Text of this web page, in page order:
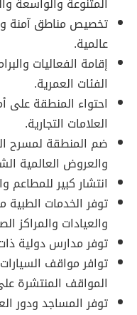
تخصيص مناطق آمنة
عالمية.
إقامة الفعاليات
الفئات العمرية.
احتواء المنطقة
العلامات التجارية.
ضم المنطقة لمسرح
والعروض العالمية
انتشار كبير للمطاعم
توفر الخدمات
والعيادات
توفر مدارس دولية
توافر مواقف
المواقف المنتشرة
توفر المساجد ودور